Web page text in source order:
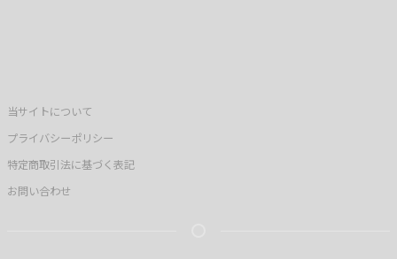
当サイトについて
プライバシーポリシー
特定商取引法に基づく表記
お問い合わせ